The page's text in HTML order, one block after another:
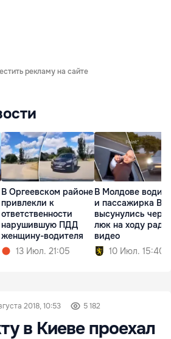
рекламу на сайте
В Оргеевском районе
привлекли к
ответственности
нарушившую ПДД
женщину-водителя
13 Июл. 21:05
В Молдове
и пассажирка
высунулись через
люк на ходу ради
видео
10 Июл. 15:40
2018, 10:53 5 182
в Киеве проехал